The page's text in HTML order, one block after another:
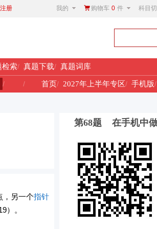
注册 我的 购物车 0 件 科目
检索/ 真题下载/ 真题词库
/ / 首页/ 2027年上半年专区/ 手机版/
，另一个指针
）。
第68题 在手机中